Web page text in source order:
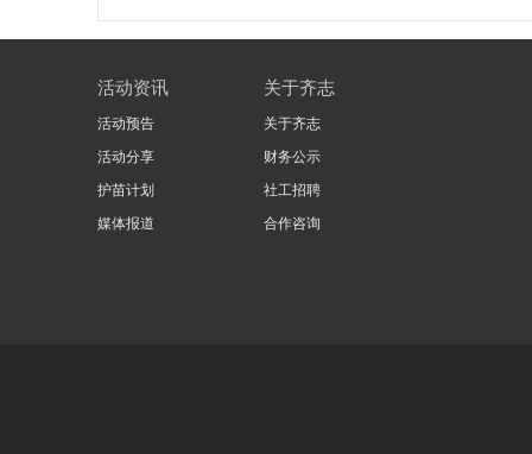
活动资讯
活动预告
活动分享
护苗计划
媒体报道
关于齐志
关于齐志
财务公示
社工招聘
合作咨询